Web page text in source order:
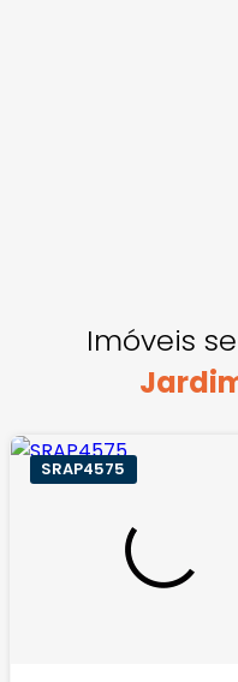
Imóveis
SRAP4575